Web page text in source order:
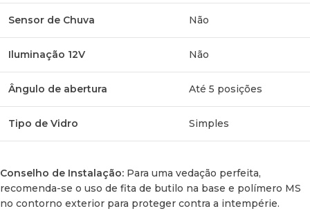
Sensor de Chuva Não
Iluminação 12V Não
Ângulo de abertura Até 5 posições
Tipo de Vidro Simples
Conselho de Instalação: Para uma vedação perfeita,
recomenda-se o uso de fita de butilo na base e polímero MS
no contorno exterior para proteger contra a intempérie.